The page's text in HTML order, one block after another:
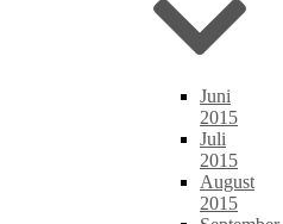
Juni
2015
Juli
2015
August
2015